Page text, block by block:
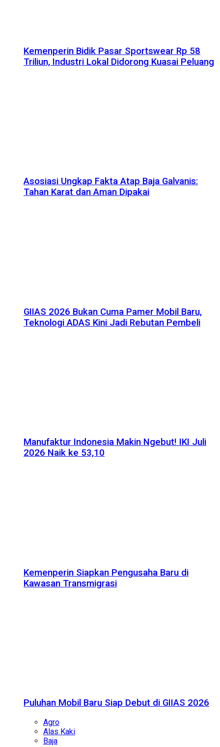
Kemenperin Bidik Pasar Sportswear Rp 58
Triliun, Industri Lokal Didorong Kuasai Peluang
Asosiasi Ungkap Fakta Atap Baja Galvanis:
Tahan Karat dan Aman Dipakai
GIIAS 2026 Bukan Cuma Pamer Mobil Baru,
Teknologi ADAS Kini Jadi Rebutan Pembeli
Manufaktur Indonesia Makin Ngebut! IKI Juli
2026 Naik ke 53,10
Kemenperin Siapkan Pengusaha Baru di
Kawasan Transmigrasi
Puluhan Mobil Baru Siap Debut di GIIAS 2026
Agro
Alas Kaki
Baja